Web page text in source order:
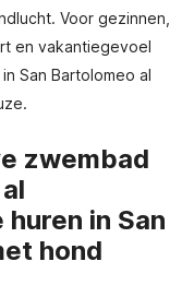
Voor gezinnen,
en vakantiegevoel
San Bartolomeo al
zwembad
in San
hond